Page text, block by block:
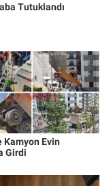
Tutuklandı
Kamyon Evin
Girdi